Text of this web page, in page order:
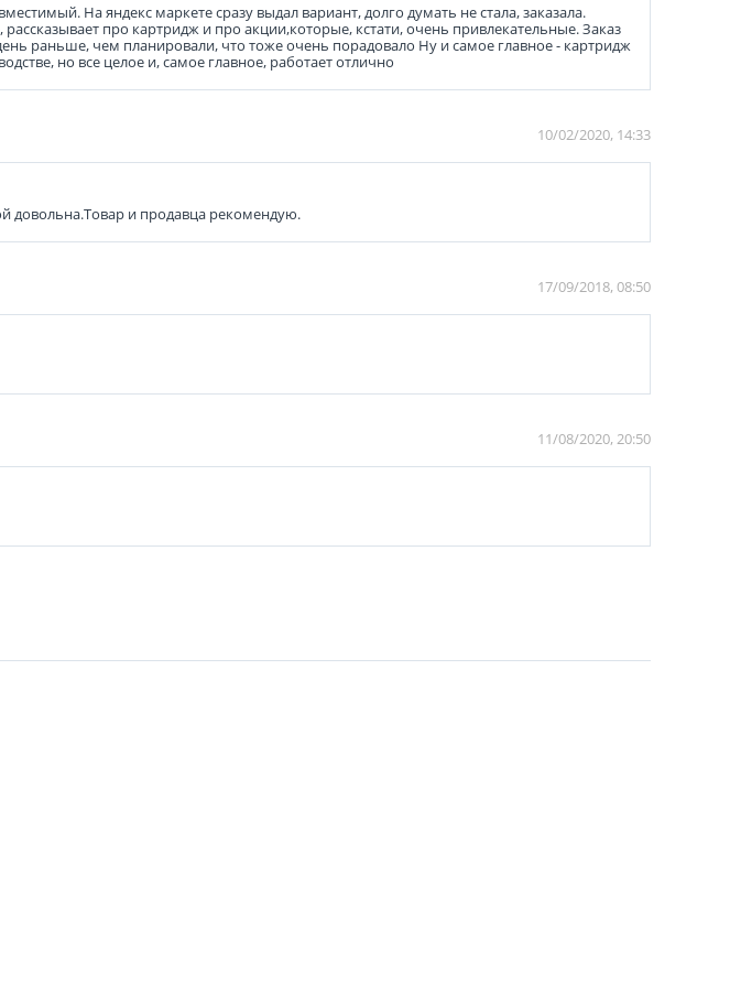
На яндекс маркете сразу выдал вариант, долго думать не стала, заказала.
про картридж и про акции,которые, кстати, очень привлекательные. Заказ
раньше, чем планировали, что тоже очень порадовало Ну и самое главное - картридж
но все целое и, самое главное, работает отлично
10/02/2020, 14:33
довольна.Товар и продавца рекомендую.
17/09/2018, 08:50
11/08/2020, 20:50